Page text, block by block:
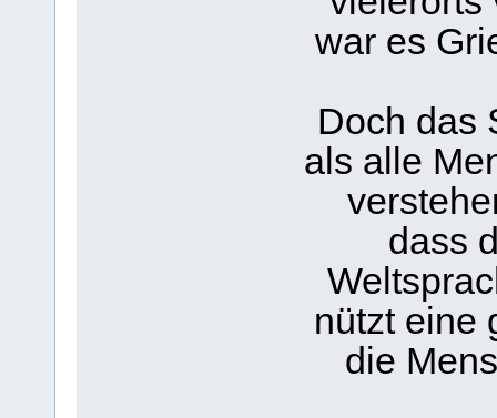
war es
Doch das
als alle
dass
nützt eine
die